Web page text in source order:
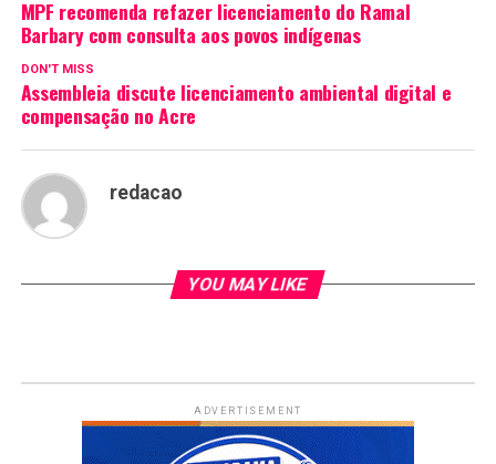
MPF recomenda refazer licenciamento do Ramal
Barbary com consulta aos povos indígenas
DON'T MISS
Assembleia discute licenciamento ambiental digital e
compensação no Acre
redacao
YOU MAY LIKE
ADVERTISEMENT